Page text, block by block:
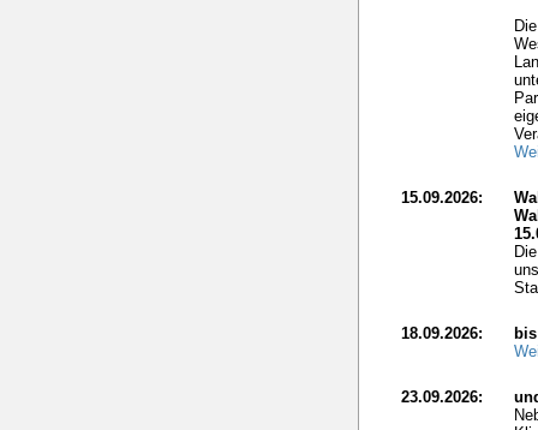
15.09.2026:
18.09.2026:
bis
23.09.2026: